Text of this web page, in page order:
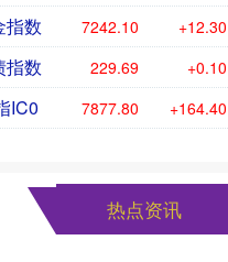
指数 7242.10 +12.30
指数 229.69 +0.10
IC0 7877.80 +164.40
热点资讯